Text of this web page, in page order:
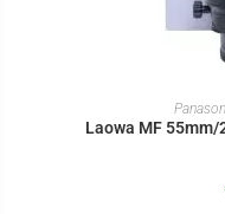
IN
Laowa MF